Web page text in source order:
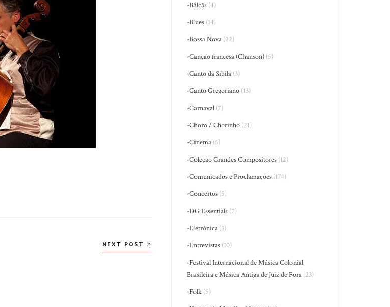
NEXT POST
-Bálcãs (4)
-Blues (14)
-Bossa Nova (22)
-Canção francesa (Chanson) (5)
-Canto da Sibila (3)
-Canto Gregoriano (13)
-Carnaval (7)
-Choro / Chorinho (21)
-Cinema (5)
-Coleção Grandes Compositores (12)
-Comunicados e Proclamações (174)
-Concertos (5)
-DG Essentials (7)
-Eletrônica (3)
-Entrevistas (10)
-Festival Internacional de Música Colonial
Brasileira e Música Antiga de Juiz de Fora (23)
-Folk (5)